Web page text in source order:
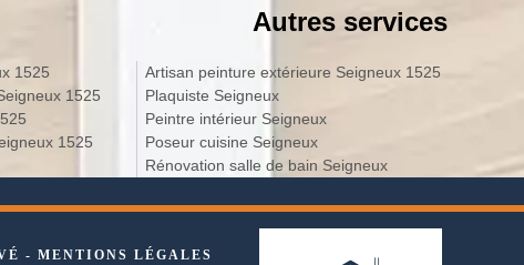
Autres services
1525
1525
1525
Artisan peinture extérieure Seigneux 1525
Plaquiste Seigneux
Peintre intérieur Seigneux
Poseur cuisine Seigneux
Rénovation salle de bain Seigneux
- MENTIONS LÉGALES